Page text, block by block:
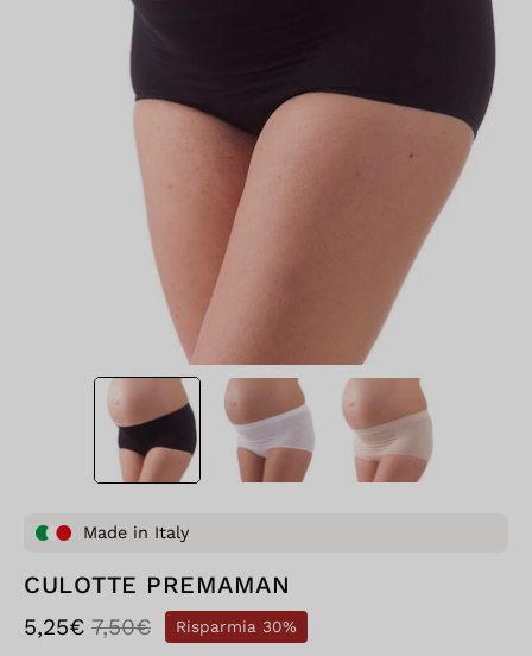
Made in Italy
CULOTTE PREMAMAN
5,25€ 7,50€ Risparmia 30%